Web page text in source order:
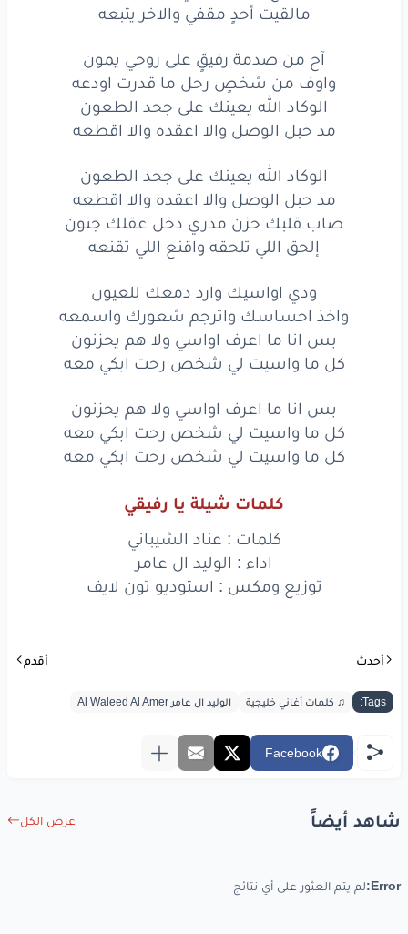
صدمةرفيقٍعلىروحي
منشخصٍرحل ماقدرت
الوكاداللهيعينكعلى جحدالطعون
حبلالوصلوالااعقدهوالااقطعه
الوكاداللهيعينك علىجحدالطعون
حبل الوصلوالا اعقدهوالااقطعه
قلبكحزنمدريدخل عقلك
الليتلحقهواقنع اللي
ودياواسيكوارد دمعكللعيون
واخذاحساسك واترجمشعوركواسمعه
اناما اعرفاواسيولاهميحزنون
ما واسيتلي شخصرحتابكي
ما اعرفاواسي ولا
واسيتلي شخصرحت
واسيتليشخصرحت ابكي
مالقيت أحدٍ مقفي والاخر يتبعه
آح من صدمة رفيقٍ على روحي يمون
واوف من شخصٍ رحل ما قدرت اودعه
الوكاد الله يعينك على جحد الطعون
مد حبل الوصل والا اعقده والا اقطعه
الوكاد الله يعينك على جحد الطعون
مد حبل الوصل والا اعقده والا اقطعه
صاب قلبك حزن مدري دخل عقلك جنون
إلحق اللي تلحقه واقنع اللي تقنعه
ودي اواسيك وارد دمعك للعيون
واخذ احساسك واترجم شعورك واسمعه
بس انا ما اعرف اواسي ولا هم يحزنون
كل ما واسيت لي شخص رحت ابكي معه
بس انا ما اعرف اواسي ولا هم يحزنون
كل ما واسيت لي شخص رحت ابكي معه
كل ما واسيت لي شخص رحت ابكي معه
كلمات شيلة يا رفيقي
كلمات : عناد الشيباني
اداء : الوليد ال عامر
توزيع ومكس : استوديو تون لايف
أحدث أقدم
Tags: ♫ كلمات أغاني خليجية الوليد ال عامر Al Waleed Al Amer
Facebook
شاهد أيضاً عرض الكل
Error: لم يتم العثور على أي نتائج